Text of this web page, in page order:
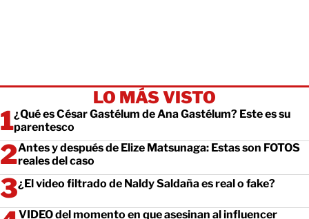
LO MÁS VISTO
¿Qué es César Gastélum de Ana Gastélum? Este es su
parentesco
Antes y después de Elize Matsunaga: Estas son FOTOS
reales del caso
¿El video filtrado de Naldy Saldaña es real o fake?
VIDEO del momento en que asesinan al influencer